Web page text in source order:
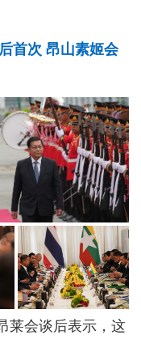
首次 昂山素姬会
莱会谈后表示，这